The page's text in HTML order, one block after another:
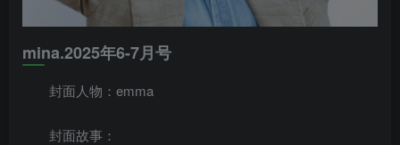
mina.2025年6-7月号
封面人物：emma
封面故事：